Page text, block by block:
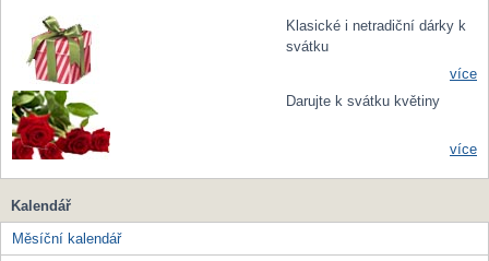
Klasické i netradiční dárky k
svátku
více
Darujte k svátku květiny
více
Kalendář
Měsíční kalendář